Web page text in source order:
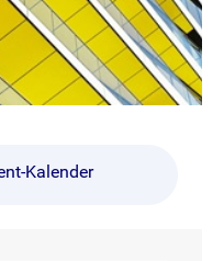
Kalender